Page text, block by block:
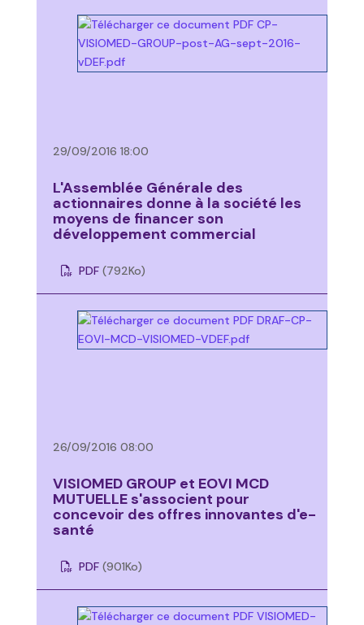
29/09/2016 18:00
L'Assemblée Générale des
actionnaires donne à la société les
moyens de financer son
développement commercial
PDF (792Ko)
26/09/2016 08:00
VISIOMED GROUP et EOVI MCD
MUTUELLE s'associent pour
concevoir des offres innovantes d'e-
santé
PDF (901Ko)